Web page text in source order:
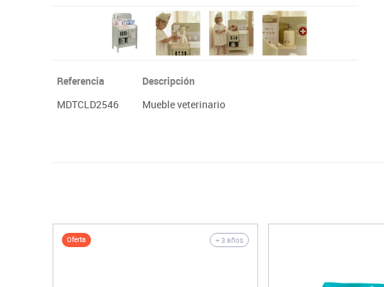
Referencia Descripción
MDTCLD2546
Mueble veterinario
Oferta + 3 años